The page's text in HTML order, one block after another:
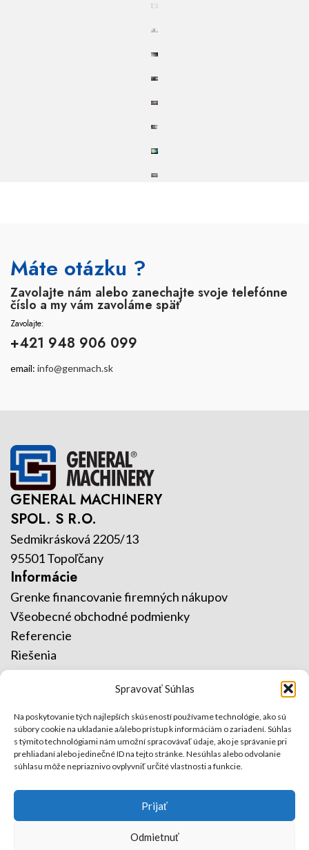
Spravovať Súhlas
Na poskytovanie tých najlepších skúseností používame technológie, ako sú
súbory cookie na ukladanie a/alebo prístup k informáciám o zariadení. Súhlas
s týmito technológiami nám umožní spracovávať údaje, ako je správanie pri
prehliadaní alebo jedinečné ID na tejto stránke. Nesúhlas alebo odvolanie
súhlasu môže nepriaznivo ovplyvniť určité vlastnosti a funkcie.
Prijať
Odmietnuť
Máte otázku ?
Zavolajte nám alebo zanechajte svoje telefónne
číslo a my vám zavoláme späť
Zavolajte:
+421 948 906 099
email: info@genmach.sk
GENERAL MACHINERY
SPOL. S R.O.
Sedmikrásková 2205/13
95501 Topoľčany
Informácie
Grenke financovanie firemných nákupov
Všeobecné obchodné podmienky
Referencie
Riešenia
Služby
Kontakt
O nás
ISO certifikáty